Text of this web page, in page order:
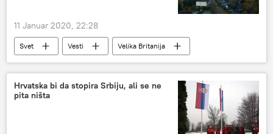
11 Januar 2020, 22:28
Svet Vesti
Velika Britanija
Iran
ambasador
Hrvatska bi da stopira Srbiju, ali se ne
pita ništa